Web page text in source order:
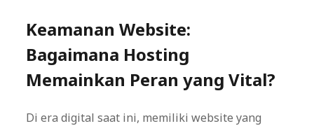
Keamanan Website:
Bagaimana Hosting
Memainkan Peran yang Vital?
Di era digital saat ini, memiliki website yang